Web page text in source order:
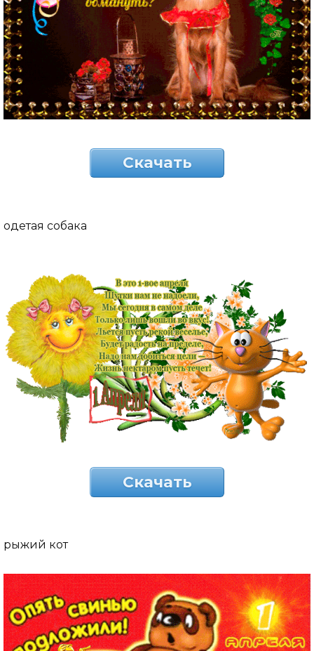
Скачать
одетая собака
Скачать
рыжий кот